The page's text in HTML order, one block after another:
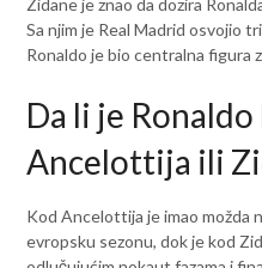
Sa njim je Real Madrid osvojio
Ronaldo je bio centralna figura
Da li je
Ancelottija ili
Kod Ancelottija je imao možda
evropsku sezonu, dok je kod